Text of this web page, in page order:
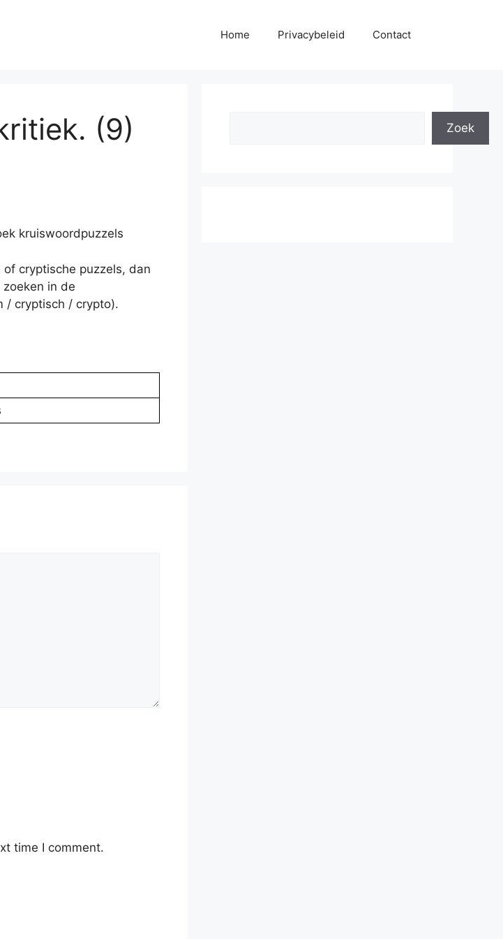
Home Privacybeleid Contact
(9)
kruiswoordpuzzels
cryptische puzzels, dan
in de
/ cryptisch / crypto).
time I comment.
Zoek